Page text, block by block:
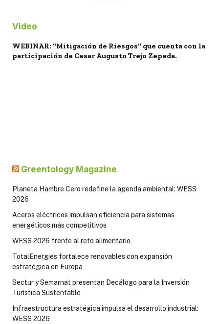
Video
WEBINAR: "Mitigación de Riesgos" que cuenta con la
participación de Cesar Augusto Trejo Zepeda.
Greentology Magazine
Planeta Hambre Cero redefine la agenda ambiental: WESS
2026
Aceros eléctricos impulsan eficiencia para sistemas
energéticos más competitivos
WESS 2026 frente al reto alimentario
TotalEnergies fortalece renovables con expansión
estratégica en Europa
Sectur y Semarnat presentan Decálogo para la Inversión
Turística Sustentable
Infraestructura estratégica impulsa el desarrollo industrial:
WESS 2026